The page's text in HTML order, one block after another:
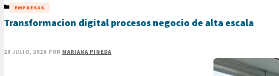
CATEGORÍAS
EMPRESAS
Transformacion digital procesos negocio de alta escala
20 JULIO, 2026 POR MARIANA PINEDA